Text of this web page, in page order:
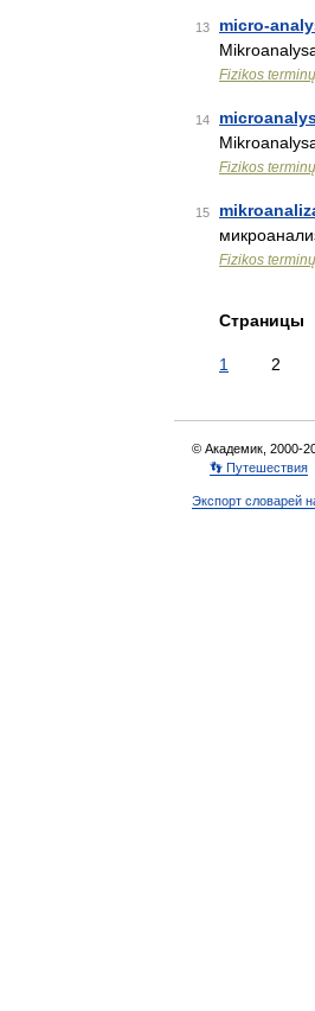
13 micro-
Fizikos
14
Fizikos
15
Fizikos
Страницы
1 2
© Академик, 2000-
👣 Путешествия
Экспорт словарей